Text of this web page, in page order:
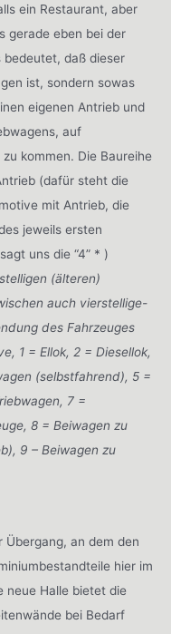
ein Restaurant, aber
gerade eben bei der
bedeutet, daß dieser
ist, sondern sowas
eigenen Antrieb und
auf
kommen. Die Baureihe
(dafür steht die
mit Antrieb, die
jeweils ersten
uns die “4” * )
(älteren)
auch vierstellige-
des Fahrzeuges
1 = Ellok, 2 = Diesellok,
(selbstfahrend), 5 =
7 =
8 = Beiwagen zu
9 – Beiwagen zu
Übergang, an dem den
hier im
neue Halle bietet die
bei Bedarf